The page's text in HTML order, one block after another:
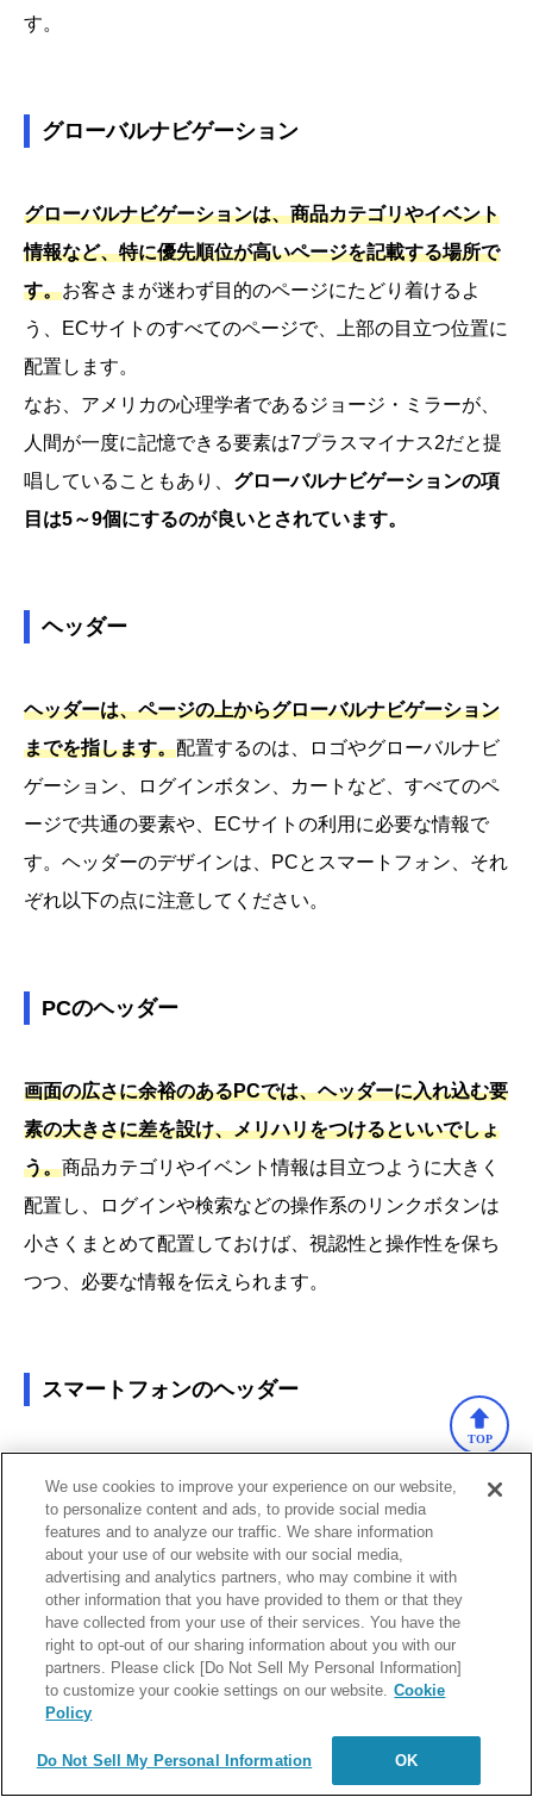
す。
グローバルナビゲーション
グローバルナビゲーションは、商品カテゴリやイベント
情報など、特に優先順位が高いページを記載する場所で
す。お客さまが迷わず目的のページにたどり着けるよ
う、ECサイトのすべてのページで、上部の目立つ位置に
配置します。
なお、アメリカの心理学者であるジョージ・ミラーが、
人間が一度に記憶できる要素は7プラスマイナス2だと提
唱していることもあり、 グローバルナビゲーションの項
目は5～9個にするのが良いとされています。
ヘッダー
ヘッダーは、ページの上からグローバルナビゲーション
までを指します。配置するのは、ロゴやグローバルナビ
ゲーション、ログインボタン、カートなど、すべてのペ
ージで共通の要素や、ECサイトの利用に必要な情報で
す。ヘッダーのデザインは、PCとスマートフォン、それ
ぞれ以下の点に注意してください。
PCのヘッダー
画面の広さに余裕のあるPCでは、ヘッダーに入れ込む要
素の大きさに差を設け、メリハリをつけるといいでしょ
う。商品カテゴリやイベント情報は目立つように大きく
配置し、ログインや検索などの操作系のリンクボタンは
小さくまとめて配置しておけば、視認性と操作性を保ち
つつ、必要な情報を伝えられます。
スマートフォンのヘッダー
いスペースでも配置できるアイコンを多用するといいで
しょう。三本線で表されることが多いハンバーガーメニ
ューから、グローバルナビゲーションを表示させる方法
もよく使われます。
ただし、ヘッダーをあまりに小さくしてしまうと、見に
くいうえにボタンをタップしにくくなるため要注意で
す。データ量を軽くして表示速度を速めるために、スラ
TOP
We use cookies to improve your experience on our website,
to personalize content and ads, to provide social media
features and to analyze our traffic. We share information
about your use of our website with our social media,
advertising and analytics partners, who may combine it with
other information that you have provided to them or that they
have collected from your use of their services. You have the
right to opt-out of our sharing information about you with our
partners. Please click [Do Not Sell My Personal Information]
to customize your cookie settings on our website. Cookie
Policy
Do Not Sell My Personal Information OK